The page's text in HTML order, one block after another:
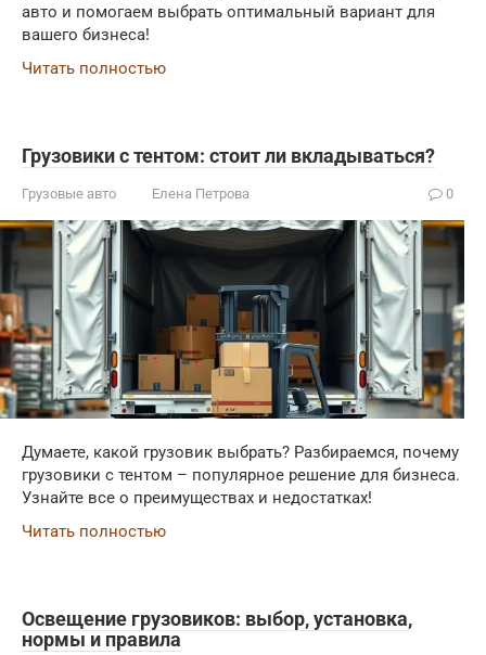
авто и помогаем выбрать оптимальный вариант для
вашего бизнеса!
Читать полностью
Грузовики с тентом: стоит ли вкладываться?
Грузовые авто Елена Петрова 0
Думаете, какой грузовик выбрать? Разбираемся, почему
грузовики с тентом – популярное решение для бизнеса.
Узнайте все о преимуществах и недостатках!
Читать полностью
Освещение грузовиков: выбор, установка,
нормы и правила